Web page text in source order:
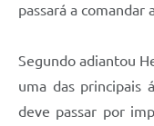
passará a comandar
Segundo adiantou
uma das principais
deve passar por